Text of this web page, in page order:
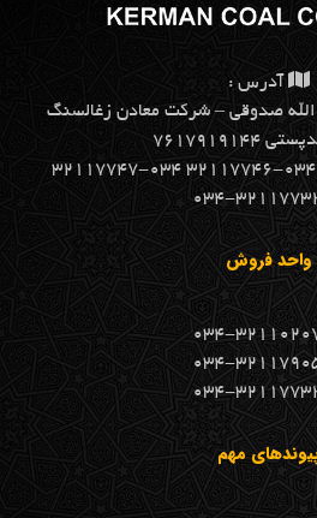
آدرس :
الله صدوقي – شركت معادن زغالسنگ
واحد فروش
مهم